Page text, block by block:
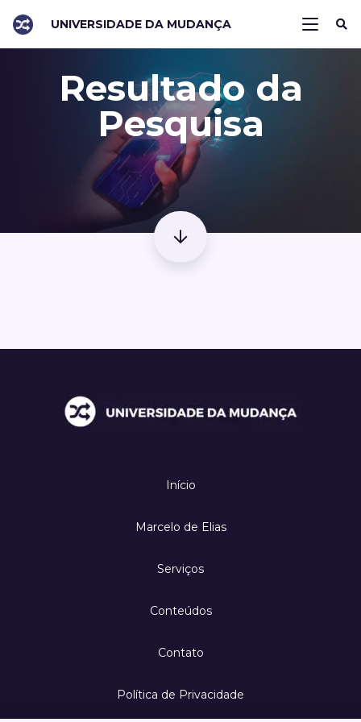
UNIVERSIDADE DA MUDANÇA
Resultado da
Pesquisa
Início
Marcelo de Elias
Serviços
Conteúdos
Contato
Política de Privacidade